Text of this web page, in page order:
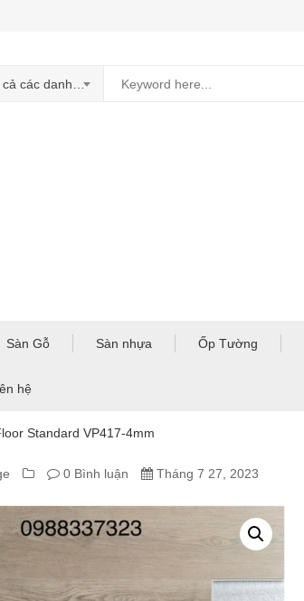
Tất cả các danh mục
Sàn Gỗ Sàn nhựa Ốp Tường
hệ
Standard VP417-4mm
0 Bình luận Tháng 7 27, 2023